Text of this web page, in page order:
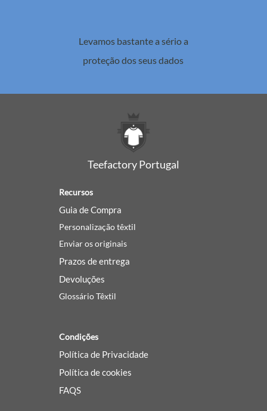
Levamos bastante a sério a
proteção dos seus dados
Teefactory Portugal
Recursos
Guia de Compra
Personalização têxtil
Enviar os originais
Prazos de entrega
Devoluções
Glossário Têxtil
Condições
Política de Privacidade
Política de cookies
FAQS